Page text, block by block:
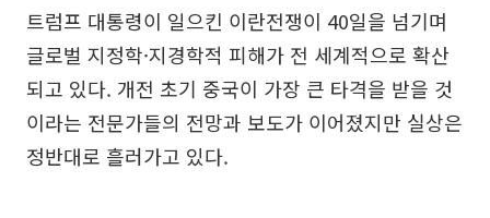
트럼프 대통령이 일으킨 이란전쟁이 40일을 넘기며
글로벌 지정학·지경학적 피해가 전 세계적으로 확산
되고 있다. 개전 초기 중국이 가장 큰 타격을 받을 것
이라는 전문가들의 전망과 보도가 이어졌지만 실상은
정반대로 흘러가고 있다.